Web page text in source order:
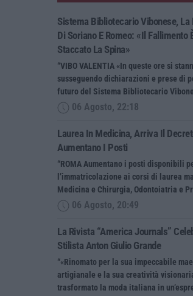
Sistema Bibliotecario Vibonese, La
Di Soriano E Romeo: «Il Fallimento
Staccato La Spina»
“VIBO VALENTIA «In queste ore si
susseguendo dichiarazioni e prese di
futuro del Sistema Bibliotecario
06 Agosto, 22:18
Laurea In Medicina, Arriva Il
Aumentano I Posti
“ROMA Aumentano i posti disponibili
l’immatricolazione ai corsi di laurea
Medicina e Chirurgia, Odontoiatria e
06 Agosto, 20:49
La Rivista “America Journals”
Stilista Anton Giulio Grande
“«Rinomato per la sua impeccabile
artigianale e la sua creatività
trasformato la moda italiana in